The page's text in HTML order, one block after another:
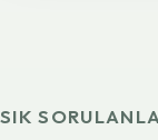
SIK